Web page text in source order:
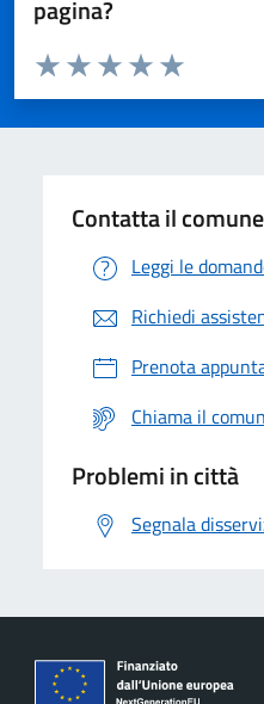
pagina?
Valuta da 1 a 5 stelle la pagina
Valuta 5
Valuta 4 stelle
Valuta 3 stelle su 5
Valuta 2 stelle su 5
Valuta 1 stelle su 5
Contatta il comune
Leggi le
Richiedi
Prenota
Chiama il
Problemi in città
Segnala